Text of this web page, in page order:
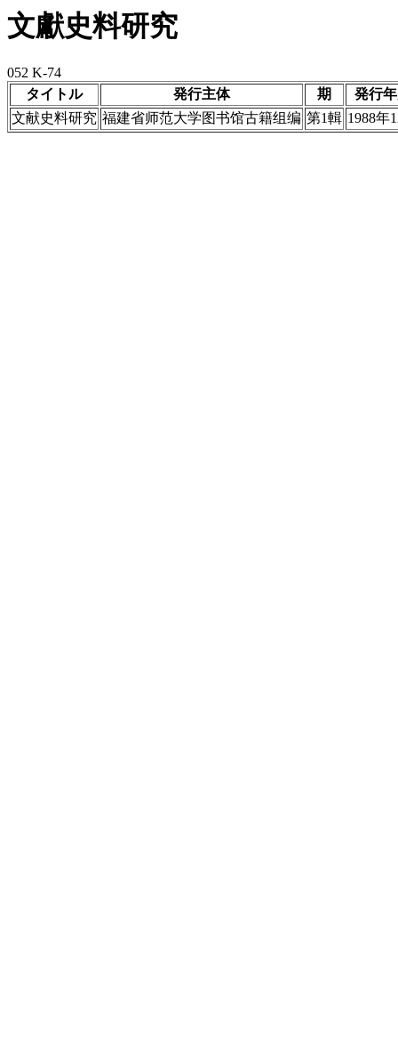
文獻史料研究
052 K-74
タイトル
発行主体 期
発行
文献史料研究 福建省师范大学图书馆古籍组编 第1輯 1988年